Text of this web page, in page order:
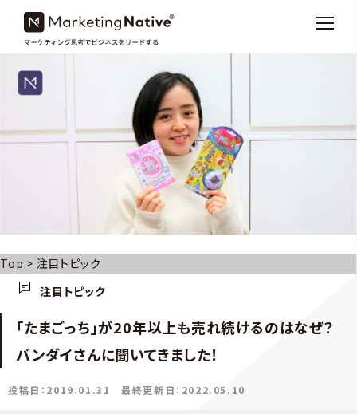
Top > 注目トピック
注目トピック
「たまごっち」が20年以上も売れ続けるのはなぜ？
バンダイさんに聞いてきました！
投稿日：2019.01.31 最終更新日：2022.05.10